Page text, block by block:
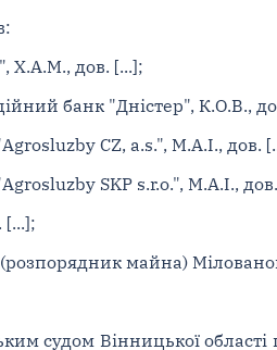
Х.А.М., дов. [...];
банк "Дністер", К.О.В.,
CZ, a.s.", М.А.І., дов.
SKP s.r.o.", М.А.І.,
[...];
майна)
судом Вінницької